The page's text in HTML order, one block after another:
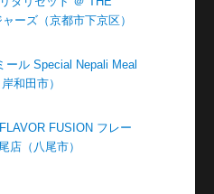
ーズ（京都市下京区）
ール Special Nepali Meal
和田市）
FUSION フレー
店（八尾市）